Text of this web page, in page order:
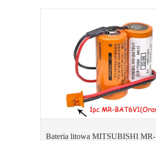
Bateria litowa MITSUBISHI MR-